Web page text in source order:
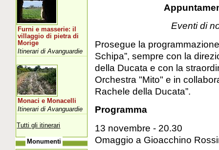
Eventi di
Prosegue la
Schipa”, sempre con la
della Ducata e con la
Orchestra "Mito" e in
Rachele della Ducata”.
Programma
13 novembre - 20.30
Omaggio a Gioacchino
Furni e masserie: il
villaggio di pietra di
Morige
Itinerari di Avanguardie
Monaci e Monacelli
Itinerari di Avanguardie
Tutti gli itinerari
Monumenti